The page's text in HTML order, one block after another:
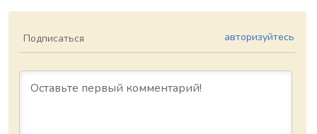
Подписаться авторизуйтесь